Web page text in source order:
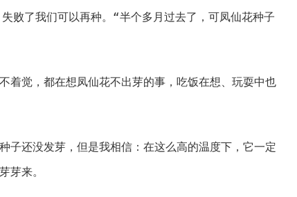
败了我们可以再种。“半个多月过去了，可凤仙花种子
着觉，都在想凤仙花不出芽的事，吃饭在想、玩耍中也
子还没发芽，但是我相信：在这么高的温度下，它一定
芽来。